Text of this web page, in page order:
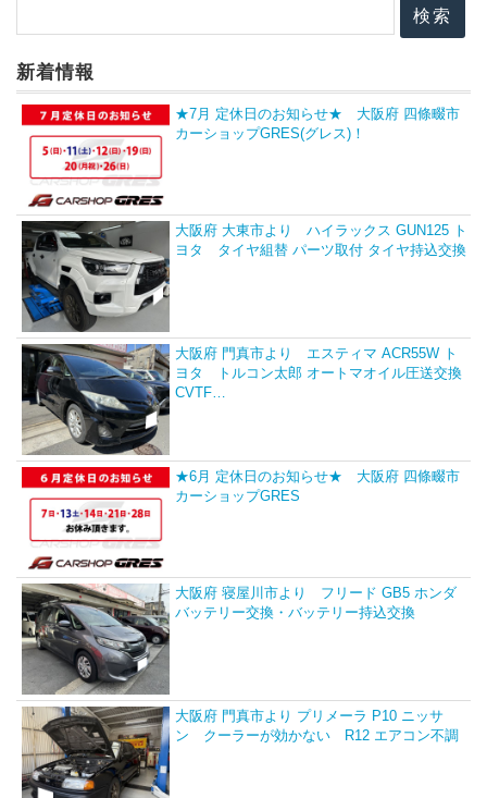
新着情報
★7月 定休日のお知らせ★ 大阪府 四條畷市
カーショップGRES(グレス)！
大阪府 大東市より ハイラックス GUN125 ト
ヨタ タイヤ組替 パーツ取付 タイヤ持込交換
大阪府 門真市より エスティマ ACR55W ト
ヨタ トルコン太郎 オートマオイル圧送交換
CVTF…
★6月 定休日のお知らせ★ 大阪府 四條畷市
カーショップGRES
大阪府 寝屋川市より フリード GB5 ホンダ
バッテリー交換・バッテリー持込交換
大阪府 門真市より プリメーラ P10 ニッサ
ン クーラーが効かない R12 エアコン不調